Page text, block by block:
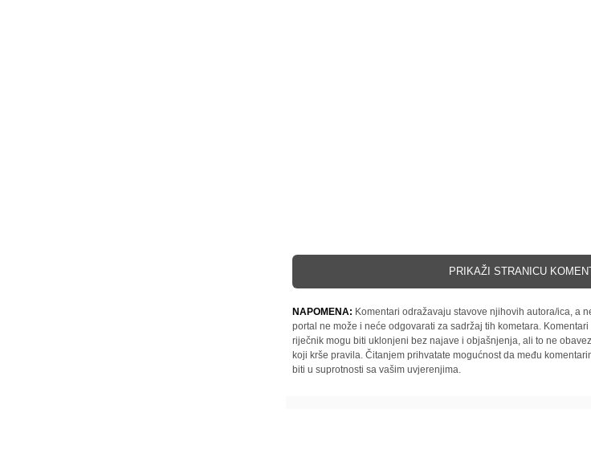
PRIKAŽI STRANICU
NAPOMENA: Komentari odražavaju stavove njihovih autora/ica, a
portal ne može i neće odgovarati za sadržaj tih kometara.
riječnik mogu biti uklonjeni bez najave i objašnjenja, ali to ne
koji krše pravila. Čitanjem prihvatate mogućnost da među
biti u suprotnosti sa vašim uvjerenjima.